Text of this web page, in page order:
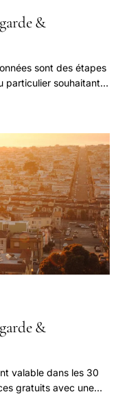
&
sont des étapes
particulier souhaitant
&
valable dans les 30
gratuits avec une